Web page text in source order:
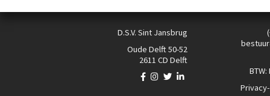
D.S.V. Sint Jansbrug
Oude Delft 50-52
2611 CD Delft